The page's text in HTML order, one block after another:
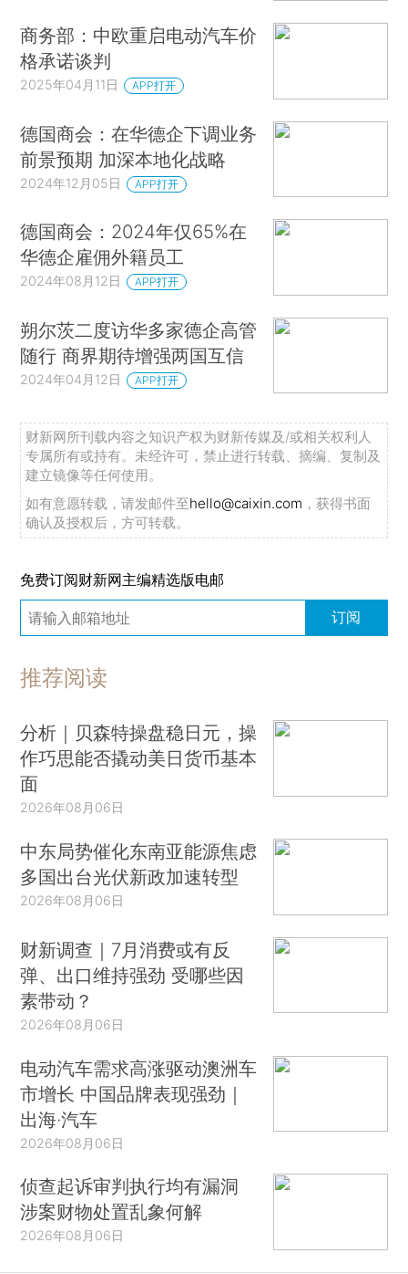
商务部：中欧重启电动汽车价
格承诺谈判
2025年04月11日 APP打开
德国商会：在华德企下调业务
前景预期 加深本地化战略
2024年12月05日 APP打开
德国商会：2024年仅65%在
华德企雇佣外籍员工
2024年08月12日 APP打开
朔尔茨二度访华多家德企高管
随行 商界期待增强两国互信
2024年04月12日 APP打开
财新网所刊载内容之知识产权为财新传媒及/或相关权利人
专属所有或持有。未经许可，禁止进行转载、摘编、复制及
建立镜像等任何使用。
如有意愿转载，请发邮件至hello@caixin.com ，获得书面
确认及授权后，方可转载。
免费订阅财新网主编精选版电邮
订阅
推荐阅读
分析｜贝森特操盘稳日元，操
作巧思能否撬动美日货币基本
面
2026年08月06日
中东局势催化东南亚能源焦虑
多国出台光伏新政加速转型
2026年08月06日
财新调查｜7月消费或有反
弹、出口维持强劲 受哪些因
素带动？
2026年08月06日
电动汽车需求高涨驱动澳洲车
市增长 中国品牌表现强劲｜
出海·汽车
2026年08月06日
侦查起诉审判执行均有漏洞
涉案财物处置乱象何解
2026年08月06日